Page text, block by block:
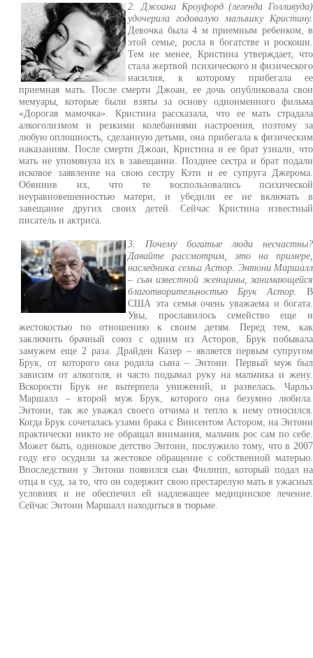
2. Джоана Кроуфорд (легенда Голливуда)
удочерила годовалую малышку Кристину.
Девочка была 4 м приемным ребенком, в
этой семье, росла в богатстве и роскоши.
Тем не менее, Кристина утверждает, что
стала жертвой психического и физического
насилия, к которому прибегала ее
приемная мать. После смерти Джоан, ее дочь опубликовала свои
мемуары, которые были взяты за основу одноименного фильма
«Дорогая мамочка». Кристина рассказала, что ее мать страдала
алкоголизмом и резкими колебаниями настроения, поэтому за
любую оплошность, сделанную детьми, она прибегала к физическим
наказаниям. После смерти Джоан, Кристина и ее брат узнали, что
мать не упомянула их в завещании. Позднее сестра и брат подали
исковое заявление на свою сестру Кэти и ее супруга Джерома.
Обвинив их, что те воспользовались психической
неуравновешенностью матери, и убедили ее не включать в
завещание других своих детей. Сейчас Кристина известный
писатель и актриса.
3. Почему богатые люди несчастны?
Давайте рассмотрим, это на примере,
наследника семьи Астор. Энтони Маршалл
– сын известной женщины, занимающейся
благотворительностью Брук Астор.
В
США эта семья очень уважаема и богата.
Увы, прославилось семейство еще и
жестокостью по отношению к своим детям. Перед тем, как
заключить брачный союз с одним из Асторов, Брук побывала
замужем еще 2 раза. Драйден Казер – является первым супругом
Брук, от которого она родила сына – Энтони. Первый муж был
зависим от алкоголя, и часто подымал руку на мальчика и жену.
Вскорости Брук не вытерпела унижений, и развелась. Чарльз
Маршалл – второй муж Брук, которого она безумно любила.
Энтони, так же уважал своего отчима и тепло к нему относился.
Когда Брук сочеталась узами брака с Винсентом Астором, на Энтони
практически никто не обращал внимания, мальчик рос сам по себе.
Может быть, одинокое детство Энтони, послужило тому, что в 2007
году его осудили за жестокое обращение с собственной матерью.
Впоследствии у Энтони появился сын Филипп, который подал на
отца в суд, за то, что он содержит свою престарелую мать в ужасных
условиях и не обеспечил ей надлежащее медицинское лечение.
Сейчас Энтони Маршалл находиться в тюрьме.